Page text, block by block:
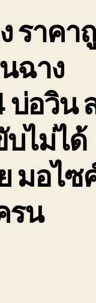
ราคา
ฉาง
บ่อวิน
ไม่ได้
มอไซ
รน